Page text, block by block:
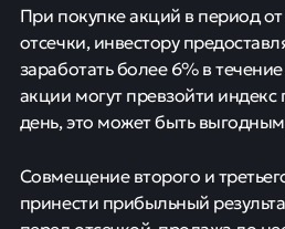
При покупке акций в период
отсечки, инвестору
заработать более 6% в
акции могут превзойти индекс
день, это может быть
Совмещение второго и
принести прибыльный